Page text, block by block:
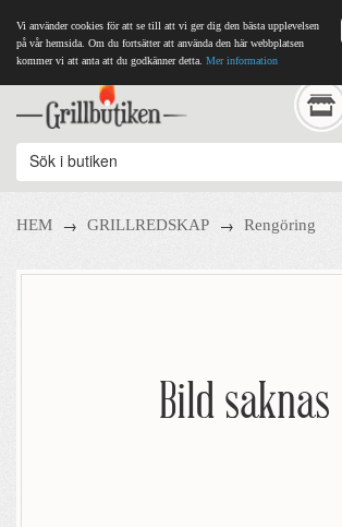
Vi använder cookies för att se till att vi ger dig den bästa upplevelsen
på vår hemsida. Om du fortsätter att använda den här webbplatsen
kommer vi att anta att du godkänner detta. Mer information
HEM → GRILLREDSKAP → Rengöring
Bild saknas